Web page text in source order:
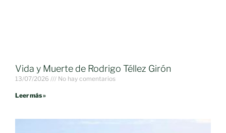
Vida y Muerte de Rodrigo Téllez Girón
13/07/2026 No hay comentarios
Leer más »